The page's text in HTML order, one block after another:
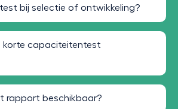
bij selectie of ontwikkeling?
korte capaciteitentest
rapport beschikbaar?